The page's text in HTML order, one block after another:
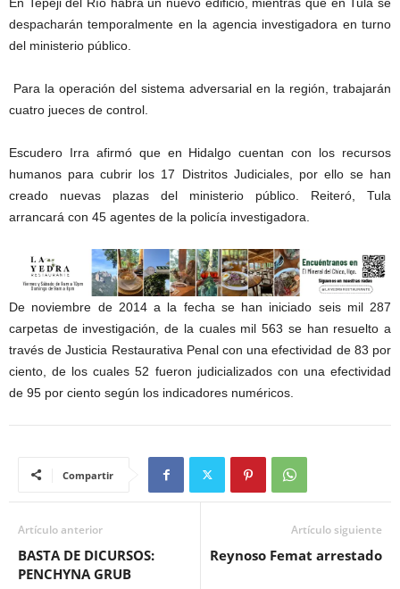
despacharán temporalmente en la agencia investigadora en turno
del ministerio público.
Para la operación del sistema adversarial en la región, trabajarán
cuatro jueces de control.
Escudero Irra afirmó que en Hidalgo cuentan con los recursos
humanos para cubrir los 17 Distritos Judiciales, por ello se han
creado nuevas plazas del ministerio público. Reiteró, Tula
arrancará con 45 agentes de la policía investigadora.
De noviembre de 2014 a la fecha se han iniciado seis mil 287
carpetas de investigación, de la cuales mil 563 se han resuelto a
través de Justicia Restaurativa Penal con una efectividad de 83 por
ciento, de los cuales 52 fueron judicializados con una efectividad
de 95 por ciento según los indicadores numéricos.
Compartir
Artículo anterior
BASTA DE DICURSOS:
PENCHYNA GRUB
Artículo siguiente
Reynoso Femat arrestado